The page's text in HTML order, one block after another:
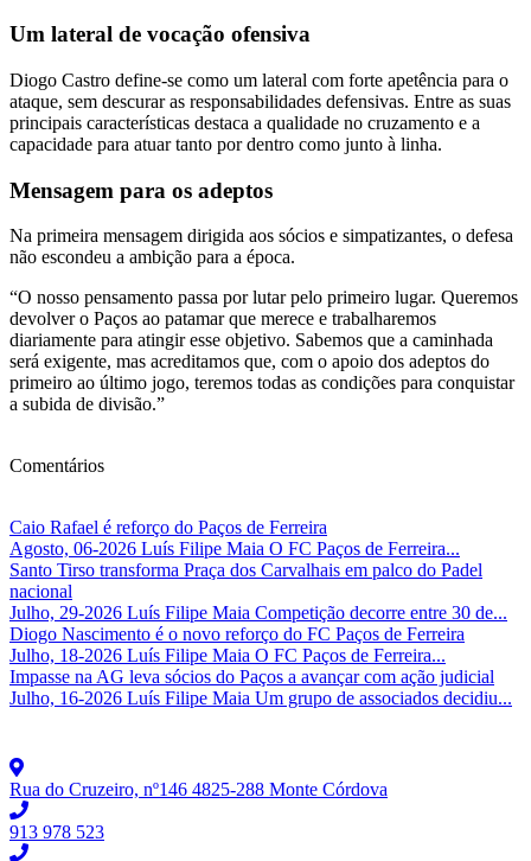
Um lateral de vocação ofensiva
Diogo Castro define-se como um lateral com forte apetência para o
ataque, sem descurar as responsabilidades defensivas. Entre as suas
principais características destaca a qualidade no cruzamento e a
capacidade para atuar tanto por dentro como junto à linha.
Mensagem para os adeptos
Na primeira mensagem dirigida aos sócios e simpatizantes, o defesa
não escondeu a ambição para a época.
“O nosso pensamento passa por lutar pelo primeiro lugar. Queremos
devolver o Paços ao patamar que merece e trabalharemos
diariamente para atingir esse objetivo. Sabemos que a caminhada
será exigente, mas acreditamos que, com o apoio dos adeptos do
primeiro ao último jogo, teremos todas as condições para conquistar
a subida de divisão.”
Comentários
Caio Rafael é reforço do Paços de Ferreira
Agosto, 06-2026 Luís Filipe Maia O FC Paços de Ferreira...
Santo Tirso transforma Praça dos Carvalhais em palco do Padel
nacional
Julho, 29-2026 Luís Filipe Maia Competição decorre entre 30 de...
Diogo Nascimento é o novo reforço do FC Paços de Ferreira
Julho, 18-2026 Luís Filipe Maia O FC Paços de Ferreira...
Impasse na AG leva sócios do Paços a avançar com ação judicial
Julho, 16-2026 Luís Filipe Maia Um grupo de associados decidiu...
Rua do Cruzeiro, nº146 4825-288 Monte Córdova
913 978 523